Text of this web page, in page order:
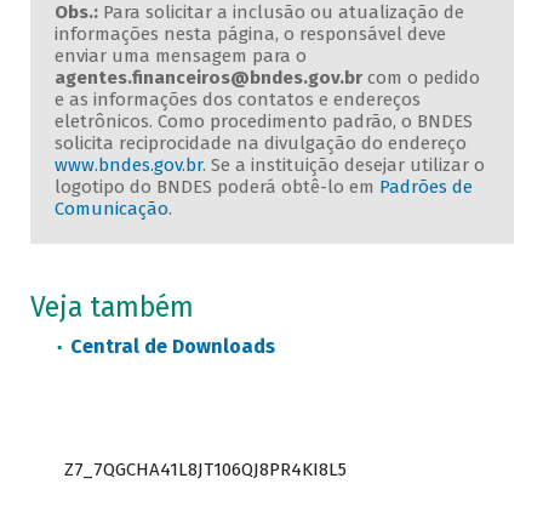
Obs.:Para solicitar a inclusão ou atualização de
informações nesta página, o responsável deve
enviar uma mensagem para o
agentes.financeiros@bndes.gov.brcom o pedido
e as informações dos contatos e endereços
eletrônicos. Como procedimento padrão, o BNDES
solicita reciprocidade na divulgação do endereço
www.bndes.gov.br. Se a instituição desejar utilizar o
logotipo do BNDES poderá obtê-lo em Padrões de
Comunicação.
Veja também
Central de Downloads
Z7_7QGCHA41L8JT106QJ8PR4KI8L5